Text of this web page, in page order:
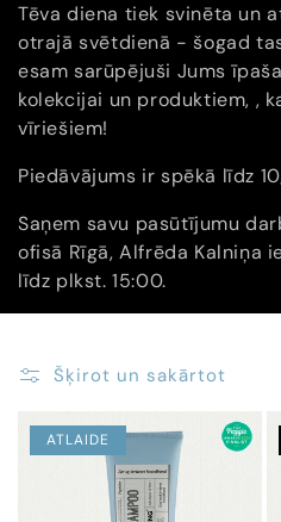
l
e
k
c
i
j
a
:
Tēva diena tiek svinēta un
otrajā svētdienā - šogad
esam sarūpējuši Jums
kolekcijai un produktiem, ,
vīriešiem!
Piedāvājums ir spēkā līdz
Saņem savu pasūtījumu
ofisā Rīgā, Alfrēda Kalniņa
līdz plkst. 15:00.
Šķirot un sakārtot
ATLAIDE